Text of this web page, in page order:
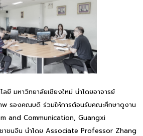
ลยี มหาวิทยาลัยเชียงใหม่ นำโดยอาจารย์
รองคณบดี ร่วมให้การต้อนรับคณะศึกษาดูงาน
and Communication, Guangxi
าชนจีน นำโดย Associate Professor Zhang